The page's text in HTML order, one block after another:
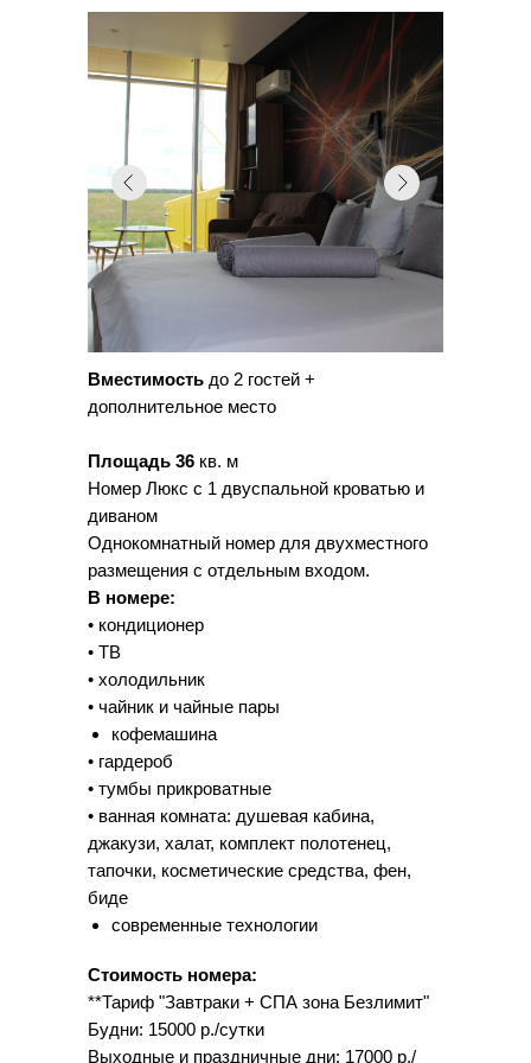
Стоимость номера:
**Тариф "Завтраки + СПА зона Безлимит"
Будни: 15000 р./сутки
Выходные и праздничные дни: 17000 р./
Вместимость до 2 гостей +
дополнительное место
Площадь 36 кв. м
Номер Люкс с 1 двуспальной кроватью и
диваном
Однокомнатный номер для двухместного
размещения с отдельным входом.
В номере:
• кондиционер
• ТВ
• холодильник
• чайник и чайные пары
кофемашина
• гардероб
• тумбы прикроватные
• ванная комната: душевая кабина,
джакузи, халат, комплект полотенец,
тапочки, косметические средства, фен,
биде
современные технологии